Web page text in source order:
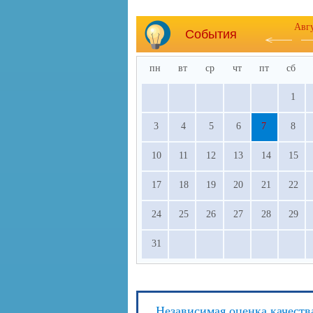
События
пн вт ср чт пт сб
1
3 4 5 6 7 8
10 11 12 13 14 15
17 18 19 20 21 22
24 25 26 27 28 29
31